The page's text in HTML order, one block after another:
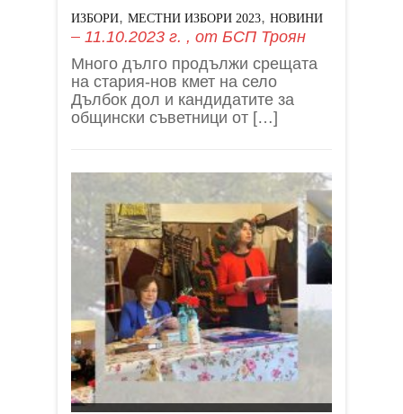
ИЗБОРИ, МЕСТНИ ИЗБОРИ 2023, НОВИНИ
11.10.2023 г. , от БСП Троян
Много дълго продължи срещата
на стария-нов кмет на село
Дълбок дол и кандидатите за
общински съветници от […]